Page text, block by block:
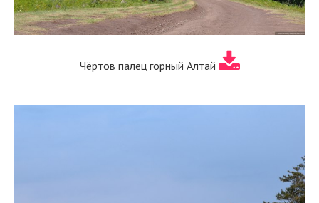
Чёртов палец горный Алтай